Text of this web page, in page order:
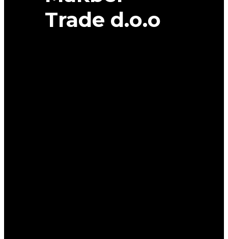
Trade d.o.o